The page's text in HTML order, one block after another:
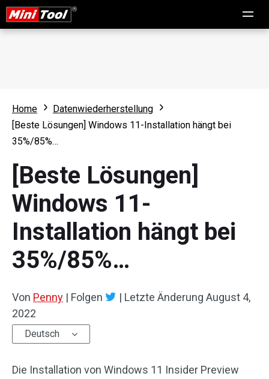
Home
Datenwiederherstellung
[Beste Lösungen] Windows 11-Installation hängt bei
35%/85%…
[Beste Lösungen]
Windows 11-
Installation hängt bei
35%/85%…
Von Penny | Folgen | Letzte Änderung August 4,
2022
Deutsch
Die Installation von Windows 11 Insider Preview